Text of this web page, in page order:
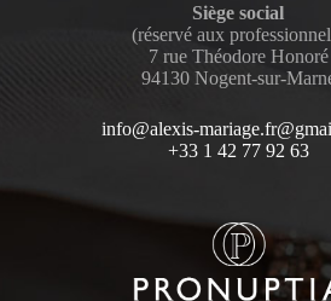
Siège social
(réservé aux
7 rue Théodore Honoré
94130 Nogent-sur-
info@alexis-
+33 1 42 77 92 63